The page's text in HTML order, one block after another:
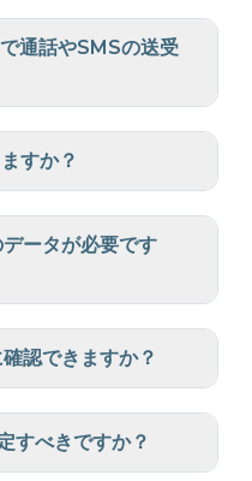
通話やSMSの送受
すか？
ータが必要です
認できますか？
すべきですか？